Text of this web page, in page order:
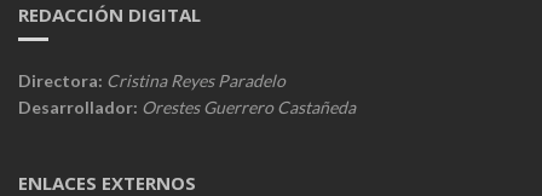
REDACCIÓN DIGITAL
Directora: Cristina Reyes Paradelo
Desarrollador: Orestes Guerrero Castañeda
ENLACES EXTERNOS